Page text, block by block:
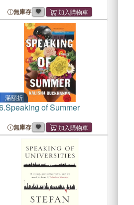
無庫存
滿額折
Speaking of Summer
無庫存